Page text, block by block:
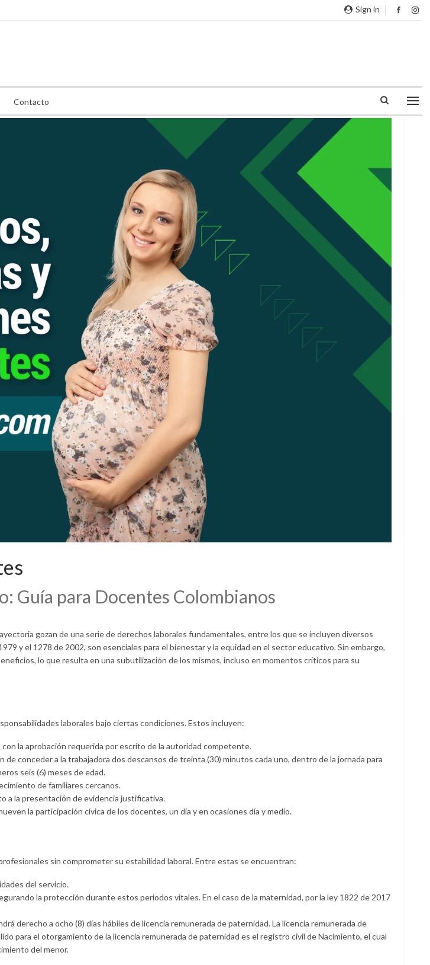
Sign in
Contacto
Guía para Docentes Colombianos
gozan de una serie de derechos laborales fundamentales, entre los que se incluyen diversos
y el 1278 de 2002, son esenciales para el bienestar y la equidad en el sector educativo. Sin embargo,
lo que resulta en una subutilización de los mismos, incluso en momentos críticos para su
laborales bajo ciertas condiciones. Estos incluyen:
la aprobación requerida por escrito de la autoridad competente.
conceder a la trabajadora dos descansos de treinta (30) minutos cada uno, dentro de la jornada para
seis (6) meses de edad.
de familiares cercanos.
a la presentación de evidencia justificativa.
la participación cívica de los docentes, un día y en ocasiones día y medio.
sin comprometer su estabilidad laboral. Entre estas se encuentran:
del servicio.
la protección durante estos periodos vitales. En el caso de la maternidad, por la ley 1822 de 2017
derecho a ocho (8) días hábiles de licencia remunerada de paternidad. La licencia remunerada de
para el otorgamiento de la licencia remunerada de paternidad es el registro civil de Nacimiento, el cual
del menor.